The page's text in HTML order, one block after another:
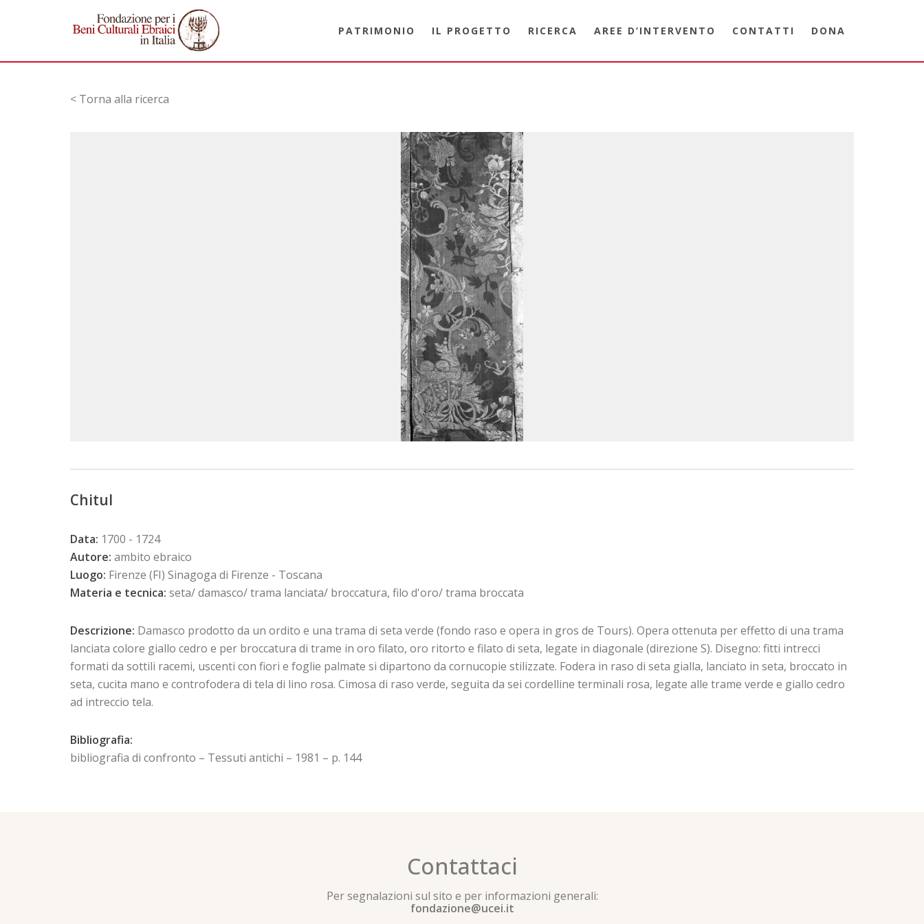
PATRIMONIO IL PROGETTO RICERCA AREE D’INTERVENTO CONTATTI DONA
< Torna alla ricerca
Chitul
Data: 1700 - 1724
Autore: ambito ebraico
Luogo: Firenze (FI) Sinagoga di Firenze - Toscana
Materia e tecnica: seta/ damasco/ trama lanciata/ broccatura, filo d'oro/ trama broccata
Descrizione: Damasco prodotto da un ordito e una trama di seta verde (fondo raso e opera in gros de Tours). Opera ottenuta per effetto di una trama
lanciata colore giallo cedro e per broccatura di trame in oro filato, oro ritorto e filato di seta, legate in diagonale (direzione S). Disegno: fitti intrecci
formati da sottili racemi, uscenti con fiori e foglie palmate si dipartono da cornucopie stilizzate. Fodera in raso di seta gialla, lanciato in seta, broccato in
seta, cucita mano e controfodera di tela di lino rosa. Cimosa di raso verde, seguita da sei cordelline terminali rosa, legate alle trame verde e giallo cedro
ad intreccio tela.
Bibliografia:
bibliografia di confronto – Tessuti antichi – 1981 – p. 144
Contattaci
Per segnalazioni sul sito e per informazioni generali:
fondazione@ucei.it